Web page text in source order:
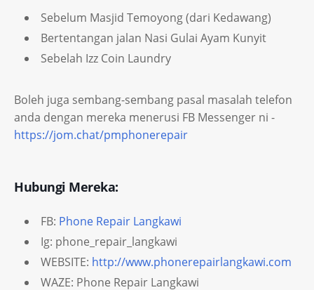
Sebelum Masjid Temoyong (dari Kedawang)
Bertentangan jalan Nasi Gulai Ayam Kunyit
Sebelah Izz Coin Laundry
Boleh juga sembang-sembang pasal masalah telefon
anda dengan mereka menerusi FB Messenger ni -
https://jom.chat/pmphonerepair
Hubungi Mereka:
FB: Phone Repair Langkawi
Ig: phone_repair_langkawi
WEBSITE: http://www.phonerepairlangkawi.com
WAZE: Phone Repair Langkawi